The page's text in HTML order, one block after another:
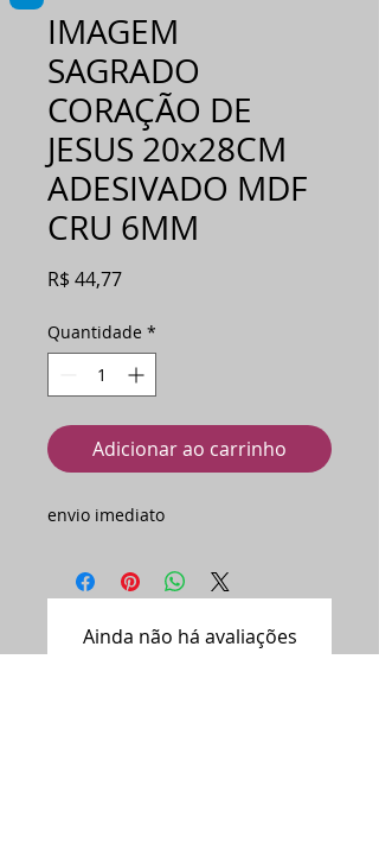
IMAGEM
SAGRADO
CORAÇÃO DE
JESUS 20x28CM
ADESIVADO MDF
CRU 6MM
R$ 44,77Preço
Quantidade *
Adicionar ao carrinho
envio imediato
Ainda não há avaliações